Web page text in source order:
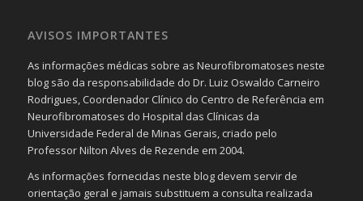
AVISOS IMPORTANTES
As informações médicas sobre as Neurofibromatoses neste
blog são da responsabilidade do Dr. Luiz Oswaldo Carneiro
Rodrigues, Coordenador Clínico do Centro de Referência em
Neurofibromatoses do Hospital das Clínicas da
Universidade Federal de Minas Gerais, criado pelo
Professor Nilton Alves de Rezende em 2004.
As informações fornecidas neste blog devem servir de
orientação geral e jamais substituem a consulta realizada